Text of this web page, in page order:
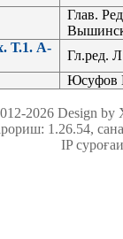
Глав.
Т.1. А-
Гл.ред.
Юсуфов
2026 Design
1.26.54,
IP